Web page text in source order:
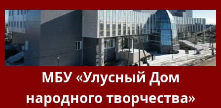
содержимому
МБУ «Улусный Дом
народного творчества»